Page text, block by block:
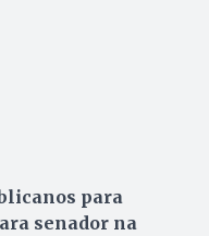
para
senador na